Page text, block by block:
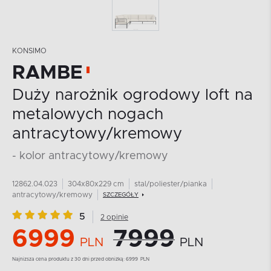
KONSIMO
RAMBE
Duży narożnik ogrodowy loft na
metalowych nogach
antracytowy/kremowy
- kolor antracytowy/kremowy
12862.04.023 304x80x229 cm
stal/poliester/pianka
antracytowy/kremowy
SZCZEGÓŁY
5 2 opinie
6999 PLN 7999 PLN
Najnizsza cena produktu z 30 dni przed obniżką: 6999 PLN